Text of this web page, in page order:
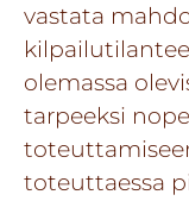
vastata
olemassa
tarpeeksi
toteuttaessa